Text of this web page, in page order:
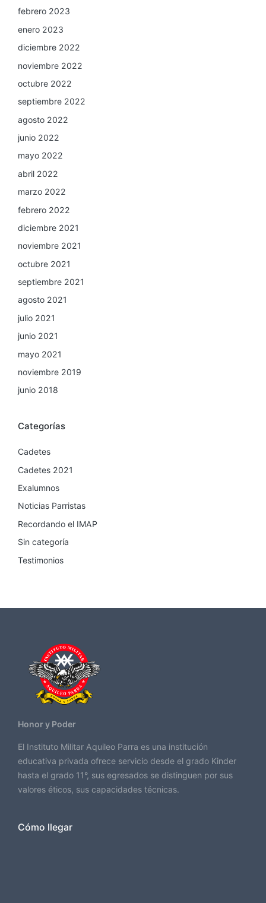
febrero 2023
enero 2023
diciembre 2022
noviembre 2022
octubre 2022
septiembre 2022
agosto 2022
junio 2022
mayo 2022
abril 2022
marzo 2022
febrero 2022
diciembre 2021
noviembre 2021
octubre 2021
septiembre 2021
agosto 2021
julio 2021
junio 2021
mayo 2021
noviembre 2019
junio 2018
Categorías
Cadetes
Cadetes 2021
Exalumnos
Noticias Parristas
Recordando el IMAP
Sin categoría
Testimonios
Honor y Poder
El Instituto Militar Aquileo Parra es una institución
educativa privada ofrece servicio desde el grado Kinder
hasta el grado 11°, sus egresados se distinguen por sus
valores éticos, sus capacidades técnicas.
Cómo llegar